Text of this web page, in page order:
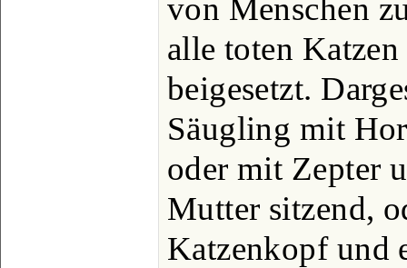
von Menschen
alle toten
beigesetzt.
Säugling mit
oder mit Zepter
Mutter sitzend,
Katzenkopf und